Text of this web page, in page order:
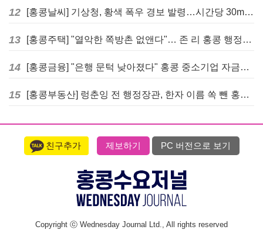
12 [홍콩날씨] 기상청, 황색 폭우 경보 발령…시간당 30mm 이상 강우 예보
13 [홍콩주택] "열악한 쪽방촌 없앤다"… 존 리 홍콩 행정장관, 4년 내 단계적 폐지 선언
14 [홍콩금융] "은행 문턱 낮아졌다" 홍콩 중소기업 자금줄 숨통 트이나… HKMA "2분기 신용 조건 안정적"
15 [홍콩부동산] 렁춘잉 전 행정장관, 한자 이름 쏙 뺀 홍콩 고급 아파트 단지들에 쓴소리
친구추가 제보하기 PC 버전으로 보기
Copyright ⓒ Wednesday Journal Ltd., All rights reserved